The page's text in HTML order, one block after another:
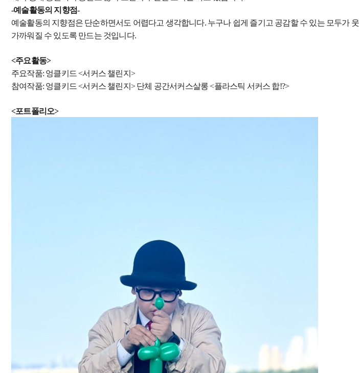
-예술활동의 지향점-
예술활동의 지향점은 단순하면서도 어렵다고 생각합니다. 누구나 쉽게 즐기고 공감할 수 있는 모두가
가까워질 수 있도록 만드는 것입니다.
<주요활동>
주요작품: 엉클키드 <서커스 챌린지>
참여작품: 엉클키드 <서커스 챌린지> 단체 공간서커스살롱 <플라스틱 서커스 합!?>
<포트폴리오>